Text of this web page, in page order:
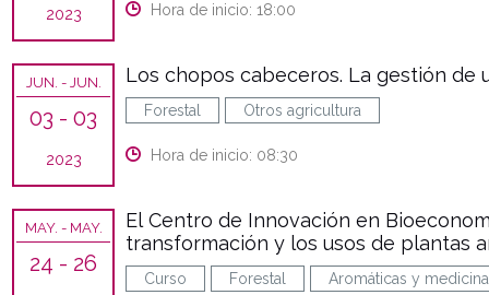
2023 Hora de inicio: 18:00
JUN. - JUN.
03 - 03
2023
Los chopos cabeceros. La gestión de
Forestal Otros agricultura
Hora de inicio: 08:30
MAY. - MAY.
24 - 26
El Centro de Innovación en
transformación y los usos de plantas
Curso Forestal Aromáticas y